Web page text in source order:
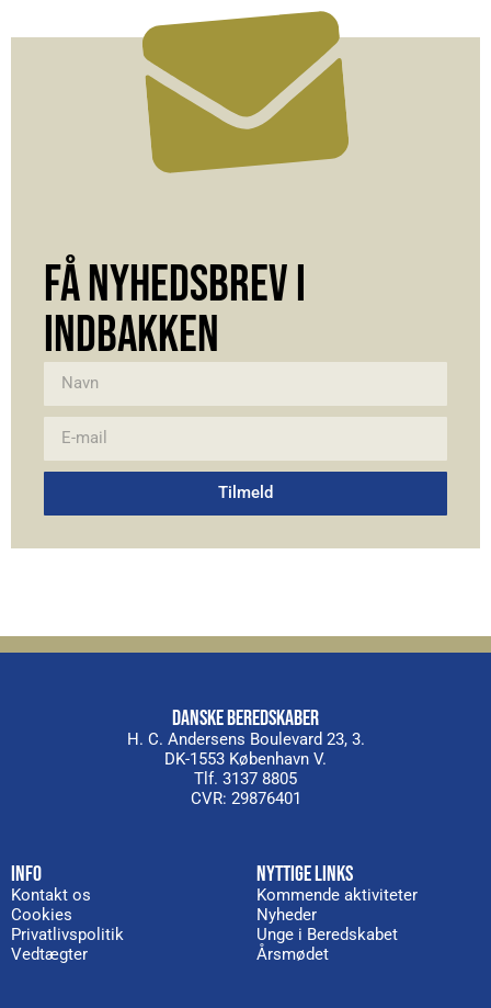
FÅ NYHEDSBREV I
INDBAKKEN
Tilmeld
DANSKE BEREDSKABER
H. C. Andersens Boulevard 23, 3.
DK-1553 København V.
Tlf. 3137 8805
CVR: 29876401
INFO
Kontakt os
Cookies
Privatlivspolitik
Vedtægter
NYTTIGE LINKS
Kommende aktiviteter
Nyheder
Unge i Beredskabet
Årsmødet